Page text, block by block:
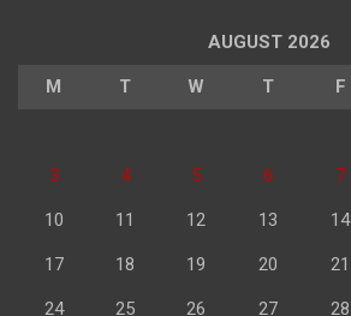
AUGUST 2026
M T W T F
3 4 5 6 7
10 11 12 13 14
17 18 19 20 21
24 25 26 27 28